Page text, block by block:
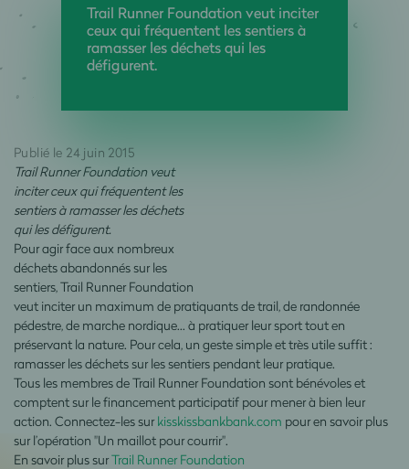
Trail Runner Foundation veut inciter
ceux qui fréquentent les sentiers à
ramasser les déchets qui les
défigurent.
Publié le 24 juin 2015
Trail Runner Foundation veut
inciter ceux qui fréquentent les
sentiers à ramasser les déchets
qui les défigurent.
Pour agir face aux nombreux
déchets abandonnés sur les
sentiers, Trail Runner Foundation
veut inciter un maximum de pratiquants de trail, de randonnée
pédestre, de marche nordique... à pratiquer leur sport tout en
préservant la nature. Pour cela, un geste simple et très utile suffit :
ramasser les déchets sur les sentiers pendant leur pratique.
Tous les membres de Trail Runner Foundation sont bénévoles et
comptent sur le financement participatif pour mener à bien leur
action. Connectez-les sur kisskissbankbank.com pour en savoir plus
sur l’opération "Un maillot pour courrir".
En savoir plus surTrail Runner Foundation